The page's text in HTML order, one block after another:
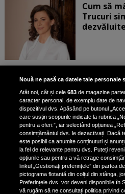
Cum să
Trucuri
Exercițiul
de
stresul și
Nouă ne pasă ca datele tale personale
Atât noi, cât și cele683 de magazine
caracter personal, de exemplu date de
dispozitivul dvs. Apăsând pe butonul
care susțin scopurile indicate la rubrica
pentru a oferi:”, iar selectând opțiunea
consimțământul dvs. le dezactivați. Dacă
este posibil ca anumite conținuturi și
la fel de relevante pentru dvs. Puteți
opțiunile sau pentru a vă retrage
linkul „Gestionați preferințele” din partea
pictograma flotantă din colțul din stânga,
Preferințele dvs. vor deveni disponibile în
vă rugăm să ne consultați politica privind